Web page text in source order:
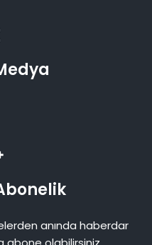
anında haberdar